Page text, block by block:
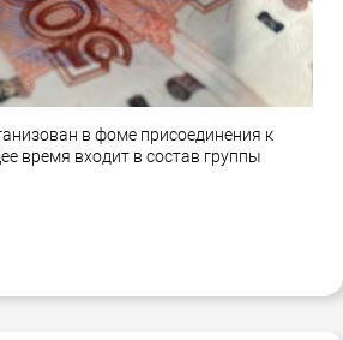
в фоме присоединения к
время входит в состав группы